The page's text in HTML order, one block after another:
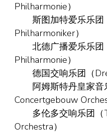
Philharmonie）
斯图加特爱乐乐团
Philharmoniker）
北德广播爱乐乐团
Philharmonie）
德国交响乐团（
阿姆斯特丹皇家音
Concertgebouw
多伦多交响乐团（
Orchestra）